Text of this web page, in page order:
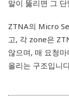
말이 뚫리면 그
ZTNA의 Micro
고, 각 zone은
않으며, 매 요청
올리는 구조입니